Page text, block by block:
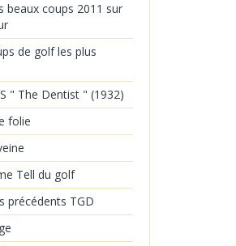
beaux coups 2011 sur
de golf les plus
" The Dentist " (1932)
folie
Tell du golf
précédents TGD